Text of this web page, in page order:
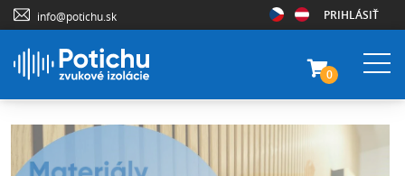
info@potichu.sk PRIHLÁSIŤ
0